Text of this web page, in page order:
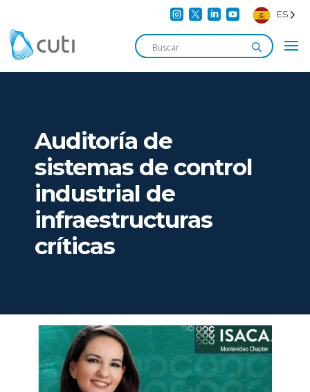
    ES
Auditoría de
sistemas de control
industrial de
infraestructuras
críticas